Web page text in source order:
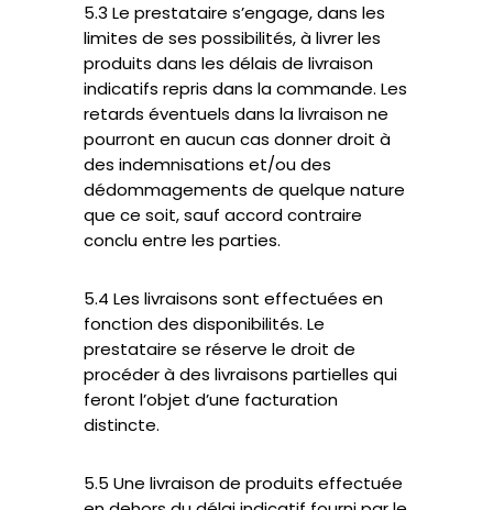
5.3 Le prestataire s’engage, dans les
limites de ses possibilités, à livrer les
produits dans les délais de livraison
indicatifs repris dans la commande. Les
retards éventuels dans la livraison ne
pourront en aucun cas donner droit à
des indemnisations et/ou des
dédommagements de quelque nature
que ce soit, sauf accord contraire
conclu entre les parties.
5.4 Les livraisons sont effectuées en
fonction des disponibilités. Le
prestataire se réserve le droit de
procéder à des livraisons partielles qui
feront l’objet d’une facturation
distincte.
5.5 Une livraison de produits effectuée